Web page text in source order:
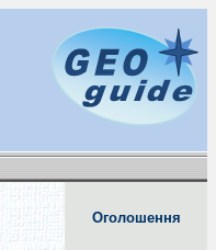
Оголошення